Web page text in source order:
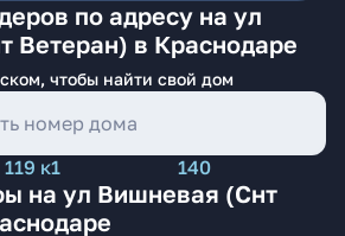
по адресу на ул
Ветеран) в Краснодаре
чтобы найти свой дом
119 к1 140
на ул Вишневая (Снт